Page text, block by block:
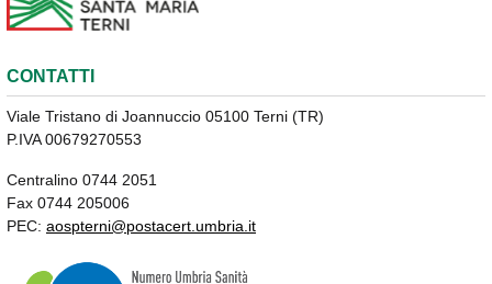
CONTATTI
Viale Tristano di Joannuccio 05100 Terni (TR)
P.IVA 00679270553
Centralino 0744 2051
Fax 0744 205006
PEC: aospterni@postacert.umbria.it